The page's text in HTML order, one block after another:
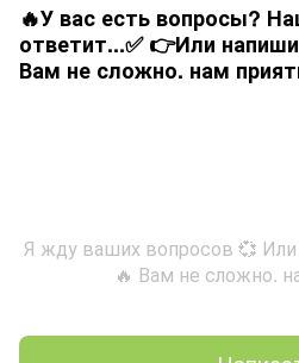
🔥У вас есть вопросы?
ответит...✅ 👉Или
Вам не сложно. нам
Я жду ваших вопросов 💞
🔥 Вам не сложно.